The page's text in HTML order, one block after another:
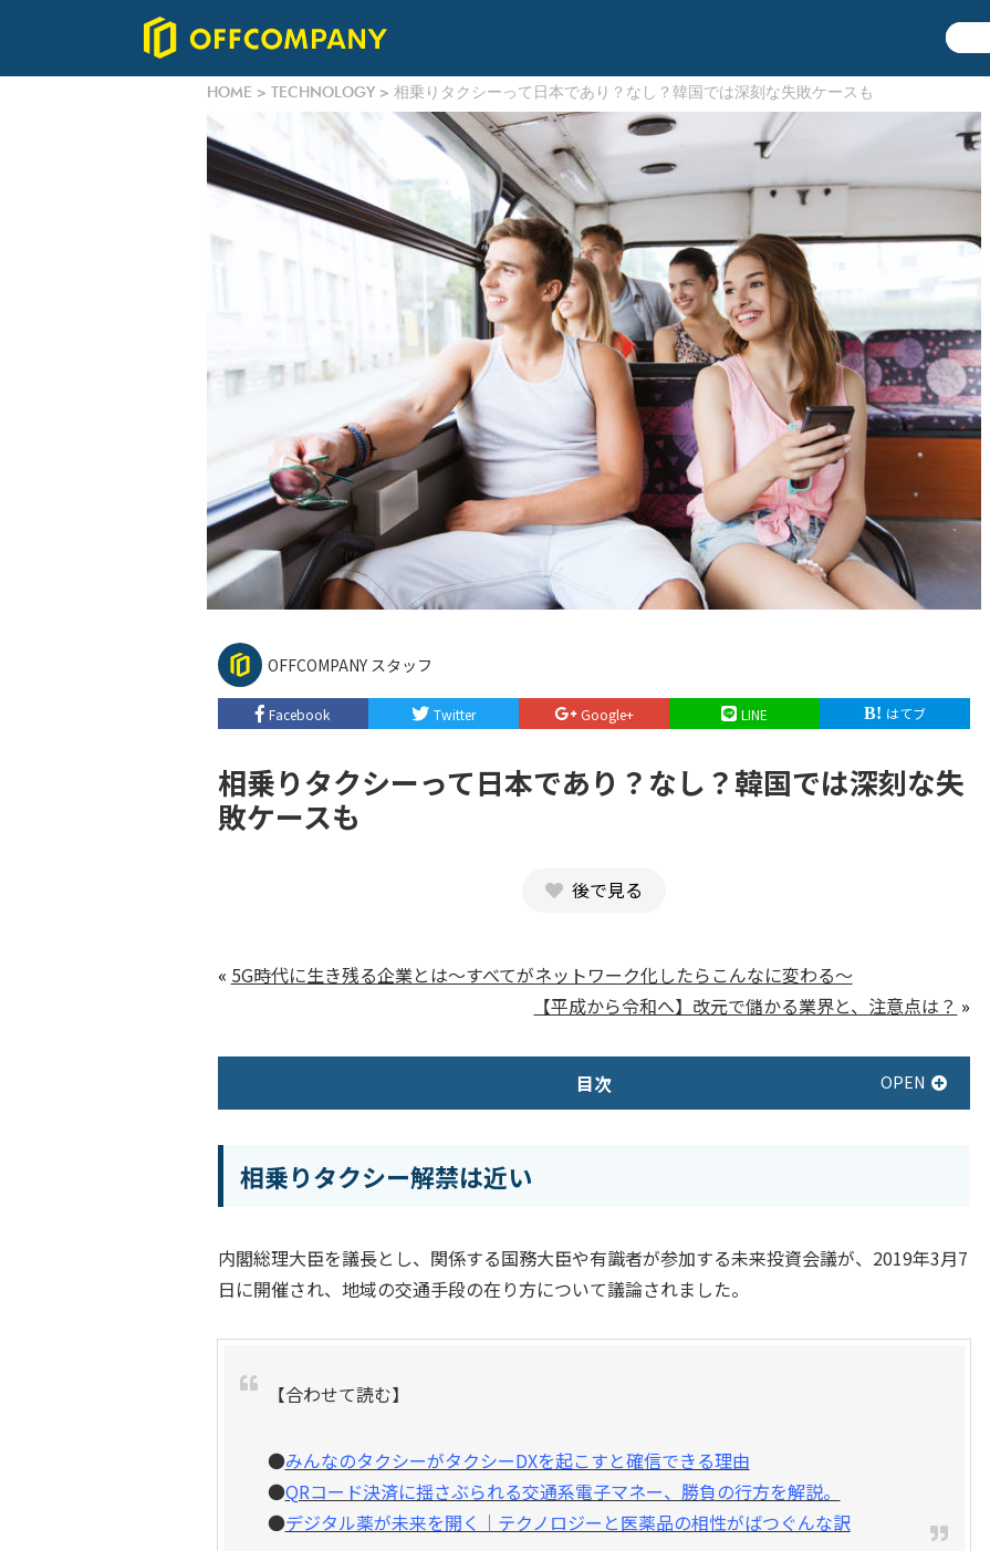
HOME > TECHNOLOGY > 相乗りタクシーって日本であり？なし？韓国では深刻な失敗ケースも
OFFCOMPANY スタッフ
Facebook Twitter Google+ LINE はてブ
相乗りタクシーって日本であり？なし？韓国では深刻な失
敗ケースも
後で見る
« 5G時代に生き残る企業とは〜すべてがネットワーク化したらこんなに変わる〜
【平成から令和へ】改元で儲かる業界と、注意点は？ »
目次
相乗りタクシー解禁は近い
内閣総理大臣を議長とし、関係する国務大臣や有識者が参加する未来投資会議が、2019年3月7
日に開催され、地域の交通手段の在り方について議論されました。
【合わせて読む】
●みんなのタクシーがタクシーDXを起こすと確信できる理由
●QRコード決済に揺さぶられる交通系電子マネー、勝負の行方を解説。
●デジタル薬が未来を開く｜テクノロジーと医薬品の相性がばつぐんな訳